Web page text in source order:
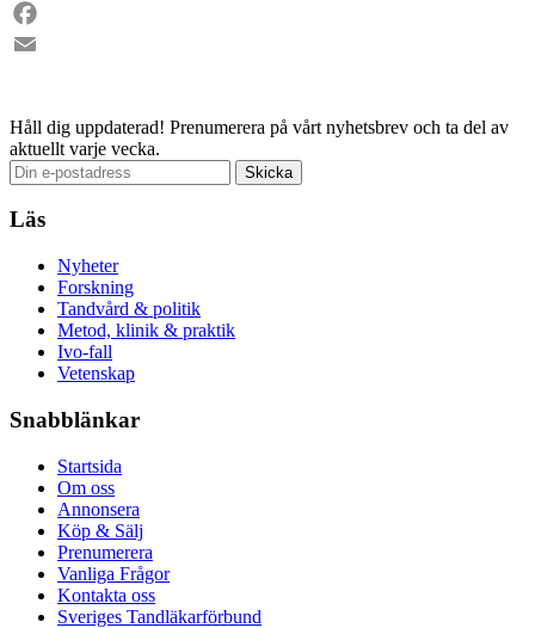
LinkedIn
Facebook
Håll dig uppdaterad! Prenumerera på vårt nyhetsbrev och ta del av
aktuellt varje vecka.
Läs
Nyheter
Forskning
Tandvård & politik
Metod, klinik & praktik
Ivo-fall
Vetenskap
Snabblänkar
Startsida
Om oss
Annonsera
Köp & Sälj
Prenumerera
Vanliga Frågor
Kontakta oss
Sveriges Tandläkarförbund